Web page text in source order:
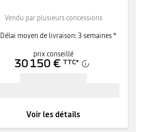
Vendu par plusieurs concessions
Délai moyen de livraison: 3 semaines *
prix conseillé
30 150 € TTC*
Voir les détails